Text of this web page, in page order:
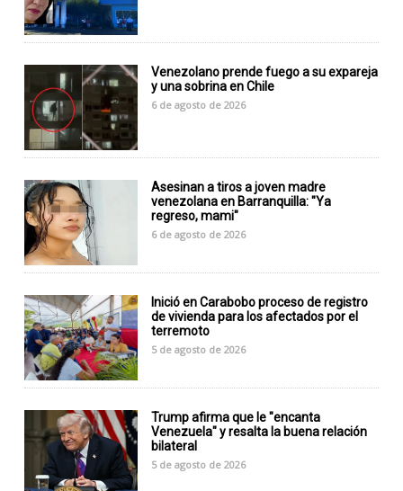
Venezolano prende fuego a su expareja
y una sobrina en Chile
6 de agosto de 2026
Asesinan a tiros a joven madre
venezolana en Barranquilla: "Ya
regreso, mami"
6 de agosto de 2026
Inició en Carabobo proceso de registro
de vivienda para los afectados por el
terremoto
5 de agosto de 2026
Trump afirma que le "encanta
Venezuela" y resalta la buena relación
bilateral
5 de agosto de 2026